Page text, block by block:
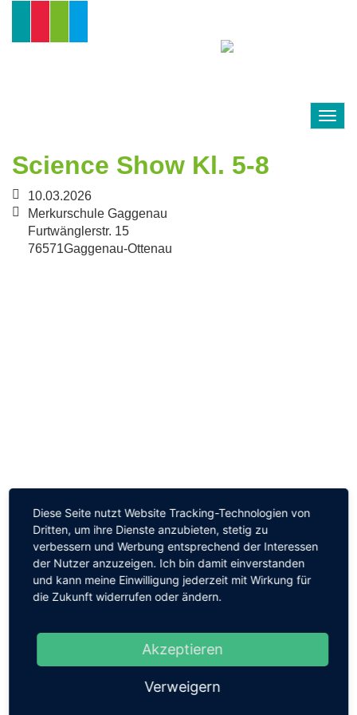
Inhalt
Science Show Kl. 5-8
10.03.2026
Merkurschule Gaggenau
Furtwänglerstr. 15
76571Gaggenau-Ottenau
Zurück zur Übersicht
Offizielle Verabschiedung von Rektorin
Barbara Fischer
Diese Seite nutzt Website Tracking-Technologien von
Dritten, um ihre Dienste anzubieten, stetig zu
verbessern und Werbung entsprechend der Interessen
der Nutzer anzuzeigen. Ich bin damit einverstanden
und kann meine Einwilligung jederzeit mit Wirkung für
die Zukunft widerrufen oder ändern.
Akzeptieren
Verweigern